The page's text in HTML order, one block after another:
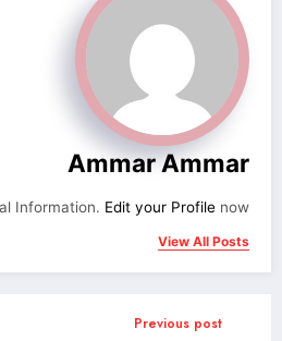
Ammar Ammar
Information. Edit your Profile now.
View All Posts
Previous post